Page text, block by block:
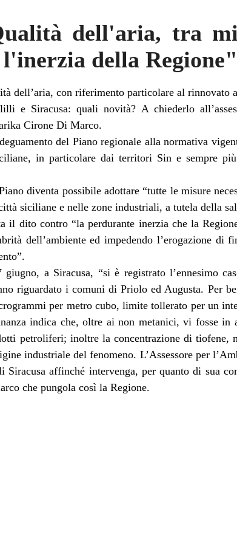
dell'aria, tra
della Regione"
dell’aria, con riferimento particolare al rinnovato
e Siracusa: quali novità? A chiederlo
Cirone Di Marco.
del Piano regionale alla normativa
in particolare dai territori Sin e sempre
diventa possibile adottare “tutte le misure
siciliane e nelle zone industriali, a tutela della
il dito contro “la perdurante inerzia che la
dell’ambiente ed impedendo l’erogazione di
a Siracusa, “si è registrato l’ennesimo
riguardato i comuni di Priolo ed Augusta. Per
per metro cubo, limite tollerato per un
indica che, oltre ai non metanici, vi fosse in
petroliferi; inoltre la concentrazione di tiofene,
industriale del fenomeno. L’Assessore per
Siracusa affinché intervenga, per quanto di sua
che pungola così la Regione.